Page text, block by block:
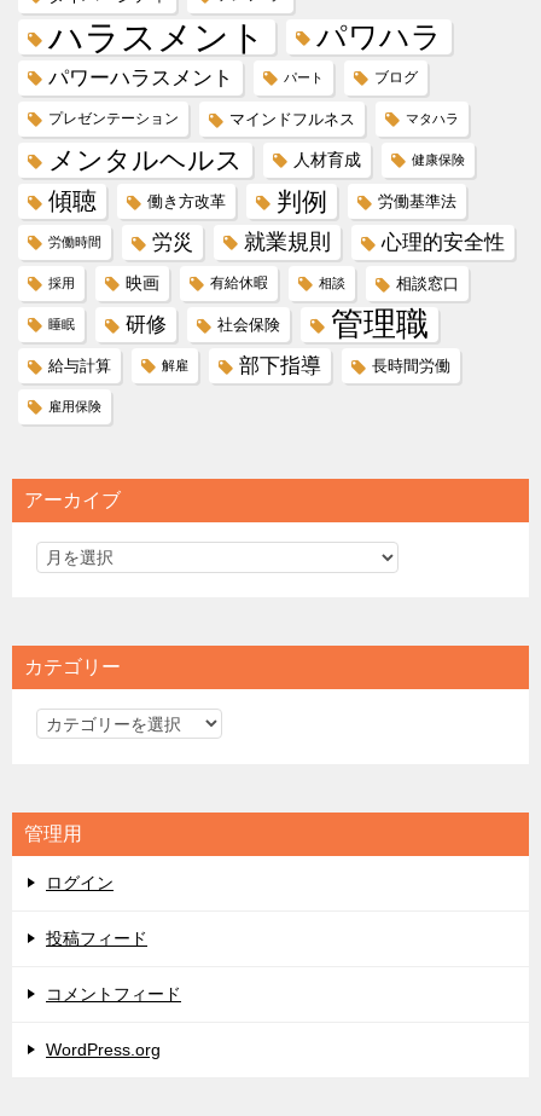
ハラスメント パワハラ
パワーハラスメント パート ブログ
プレゼンテーション マインドフルネス マタハラ
メンタルヘルス 人材育成 健康保険
傾聴 働き方改革 判例 労働基準法
労働時間 労災 就業規則 心理的安全性
採用 映画 有給休暇 相談 相談窓口
睡眠 研修 社会保険 管理職
給与計算 解雇 部下指導 長時間労働
雇用保険
アーカイブ
カテゴリー
カ
リ
ー
管理用
ログイン
投稿フィード
コメントフィード
WordPress.org